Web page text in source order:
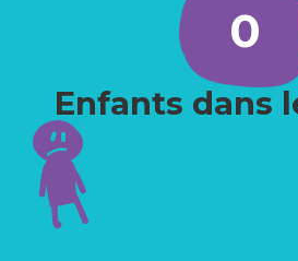
0
Enfants dans